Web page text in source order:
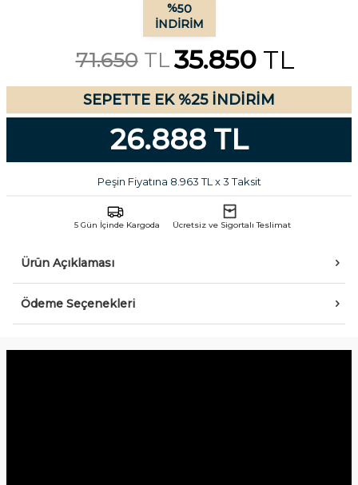
%50
İNDIRIM
71.650TL35.850TL
SEPETTE EK %25 İNDİRİM
26.888 TL
Peşin Fiyatına 8.963 TL x 3 Taksit
5 Gün İçinde Kargoda Ücretsiz ve Sigortalı Teslimat
Ürün Açıklaması
Ödeme Seçenekleri